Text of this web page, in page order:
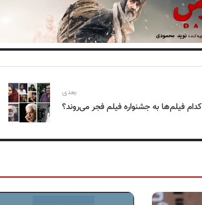
بعدی
کدام فیلم‌ها به جشنواره فیلم فجر می‌روند؟